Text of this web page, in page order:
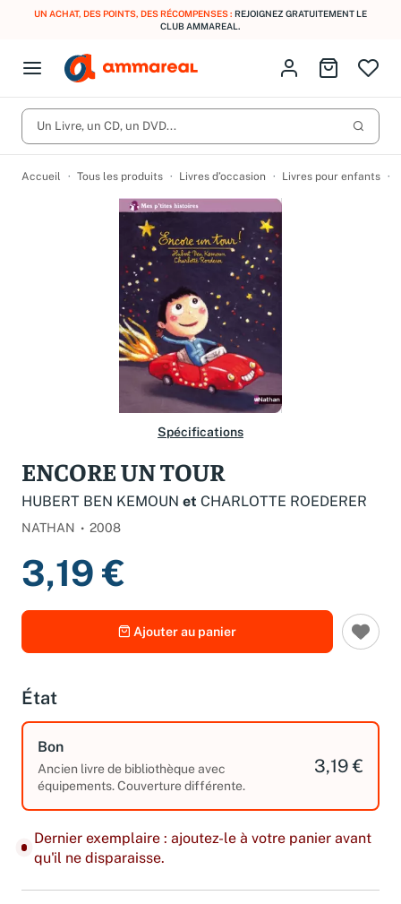
UN ACHAT, DES POINTS, DES RÉCOMPENSES : REJOIGNEZ GRATUITEMENT LE
CLUB AMMAREAL.
Open menu
Fermer le menu
CD d'occasion
Vinyles d'occasion
Meilleures ventes
Nos engagements
Produits Catégories
Vous n'avez pas trouvé l'article que vous cherchiez ?
Activez les notifications dans votre compte pour être alerté dès
qu'il est en stock.
Créer une alerte
Identifiez-vous
Aller au
Un Livre, un CD, un DVD...
Accueil Tous les produits Livres d’occasion Livres pour enfants
Spécifications
ENCORE UN TOUR
HUBERT BEN KEMOUN et CHARLOTTE ROEDERER
NATHAN 2008
3,19 €
Ajouter au panier
État
Bon
Ancien livre de bibliothèque avec
équipements. Couverture différente.
3,19 €
Dernier exemplaire : ajoutez-le à votre panier avant
qu'il ne disparaisse.